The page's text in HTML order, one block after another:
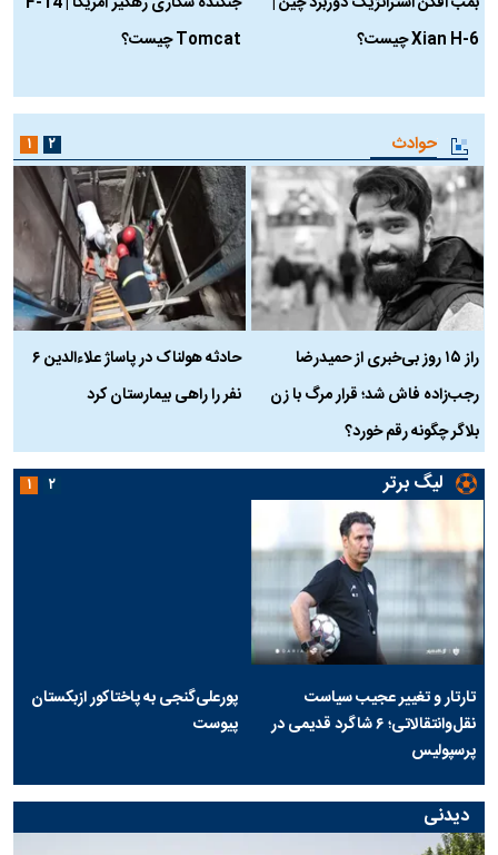
Xian H-6 چیست؟
Tomcat چیست؟
حوادث
راز ۱۵ روز بی‌خبری از حمیدرضا
رجب‌زاده فاش شد؛ قرار مرگ با زن
بلاگر چگونه رقم خورد؟
حادثه هولناک در پاساژ علاءالدین ۶
نفر را راهی بیمارستان کرد
۱ ۲
لیگ برتر
تارتار و تغییر عجیب سیاست
نقل‌وانتقالاتی؛ ۶ شاگرد قدیمی در
پرسپولیس
پورعلی‌گنجی به پاختاکور ازبکستان
پیوست
۱ ۲
دیدنی